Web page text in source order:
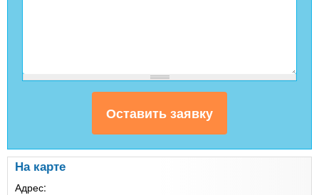
На карте
Адрес: